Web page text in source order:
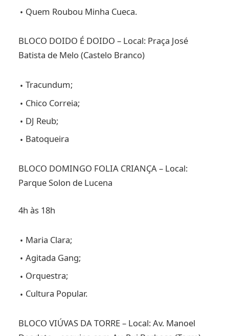
Quem Roubou Minha Cueca.
BLOCO DOIDO É DOIDO – Local: Praça José
Batista de Melo (Castelo Branco)
Tracundum;
Chico Correia;
DJ Reub;
Batoqueira
BLOCO DOMINGO FOLIA CRIANÇA – Local:
Parque Solon de Lucena
4h às 18h
Maria Clara;
Agitada Gang;
Orquestra;
Cultura Popular.
BLOCO VIÚVAS DA TORRE – Local: Av. Manoel